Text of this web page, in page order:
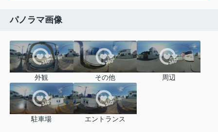
パノラマ画像
外観 その他 周辺
駐車場 エントランス